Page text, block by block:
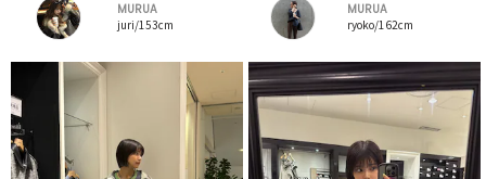
MURUA
juri/153cm
MURUA
ryoko/162cm